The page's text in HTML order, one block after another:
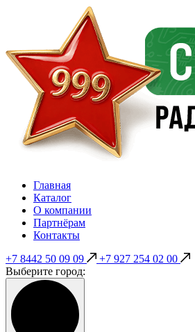
Главная
Каталог
О компании
Партнёрам
Контакты
+7 8442 50 09 09
+7 927 254 02 00
Выберите город: